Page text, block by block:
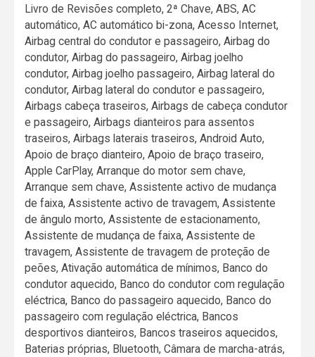
Livro de Revisões completo, 2ª Chave, ABS, AC
automático, AC automático bi-zona, Acesso Internet,
Airbag central do condutor e passageiro, Airbag do
condutor, Airbag do passageiro, Airbag joelho
condutor, Airbag joelho passageiro, Airbag lateral do
condutor, Airbag lateral do condutor e passageiro,
Airbags cabeça traseiros, Airbags de cabeça condutor
e passageiro, Airbags dianteiros para assentos
traseiros, Airbags laterais traseiros, Android Auto,
Apoio de braço dianteiro, Apoio de braço traseiro,
Apple CarPlay, Arranque do motor sem chave,
Arranque sem chave, Assistente activo de mudança
de faixa, Assistente activo de travagem, Assistente
de ângulo morto, Assistente de estacionamento,
Assistente de mudança de faixa, Assistente de
travagem, Assistente de travagem de proteção de
peões, Ativação automática de mínimos, Banco do
condutor aquecido, Banco do condutor com regulação
eléctrica, Banco do passageiro aquecido, Banco do
passageiro com regulação eléctrica, Bancos
desportivos dianteiros, Bancos traseiros aquecidos,
Baterias próprias, Bluetooth, Câmara de marcha-atrás,